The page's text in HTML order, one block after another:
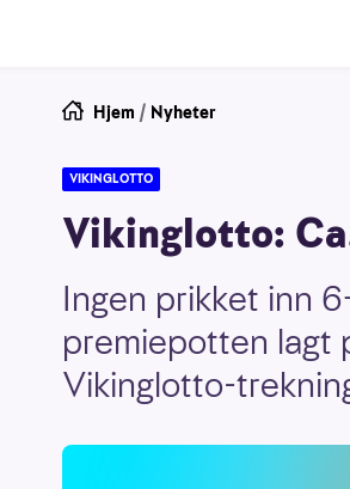
Hjem / Nyheter
VIKINGLOTTO
Vikinglotto:
Ingen prikket inn
premiepotten lagt
Vikinglotto-